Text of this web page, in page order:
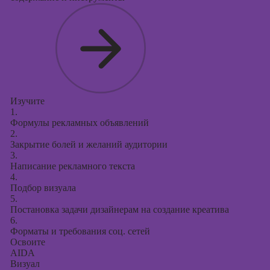
Изучите
1.
Формулы рекламных объявлений
2.
Закрытие болей и желаний аудитории
3.
Написание рекламного текста
4.
Подбор визуала
5.
Постановка задачи дизайнерам на создание креатива
6.
Форматы и требования соц. сетей
Освоите
AIDA
Визуал